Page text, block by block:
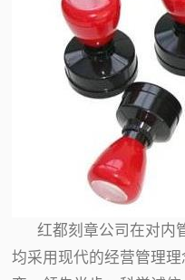
红都刻章公司在对内
均采用现代的经营管理